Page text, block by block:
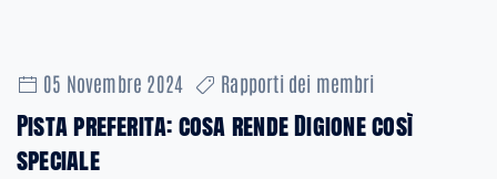
05 Novembre 2024 Rapporti dei membri
Pista preferita: cosa rende Digione così
speciale